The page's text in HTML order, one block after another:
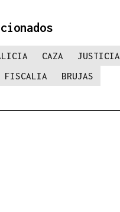
CAZA JUSTICIA
FISCALIA BRUJAS